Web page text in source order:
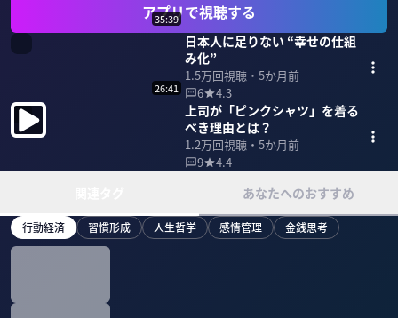
アプリで視聴する
35:39
日本人に足りない “幸せの仕組
み化”
1.5万回視聴・ 5か月前
6
4.3
26:41
上司が「ピンクシャツ」を着る
べき理由とは？
1.2万回視聴・ 5か月前
9
4.4
あなたへのおすすめ
行動経済 習慣形成 人生哲学 感情管理 金銭思考